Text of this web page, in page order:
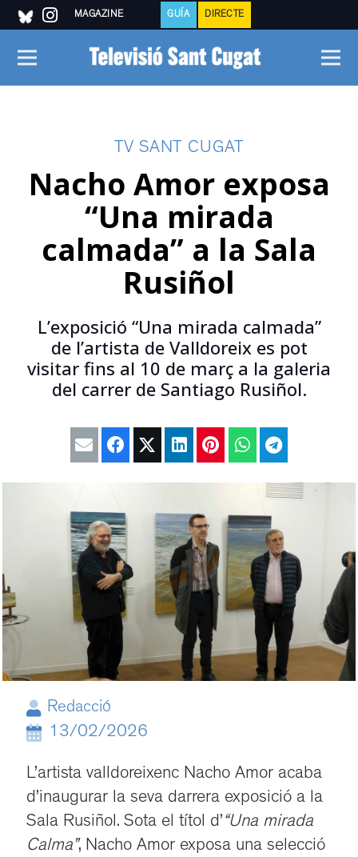
MAGAZINE GUÍA DIRECTE
TV SANT CUGAT
Nacho Amor exposa
“Una mirada
calmada” a la Sala
Rusiñol
L’exposició “Una mirada calmada”
de l’artista de Valldoreix es pot
visitar fins al 10 de març a la galeria
del carrer de Santiago Rusiñol.
Redacció
13/02/2026
L’artista valldoreixenc Nacho Amor acaba
d’inaugurar la seva darrera exposició a la
Sala Rusiñol. Sota el títol d’“Una mirada
Calma”, Nacho Amor exposa una selecció